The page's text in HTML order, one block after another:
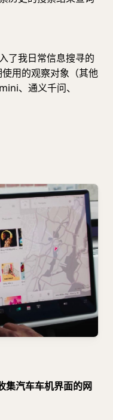
了我日常信息搜寻的
用的观察对象（其他
、通义千问、
汽车车机界面的网